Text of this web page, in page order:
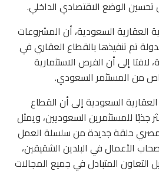
الوضع الاقتصادي الداخلي.
العقارية السعودية، أن المشروعات
تم تنفيذها بالقطاع العقاري في
إلى أن الفرص الاستثمارية
من المستثمر السعودي.
السعودية إلى أن القطاع
جذبًا للمستثمرين السعوديين، ويمثل
حلقة جديدة من سلسلة العمل
الأعمال في البلدين الشقيقين،
التعاون المتبادل في جميع المجالات